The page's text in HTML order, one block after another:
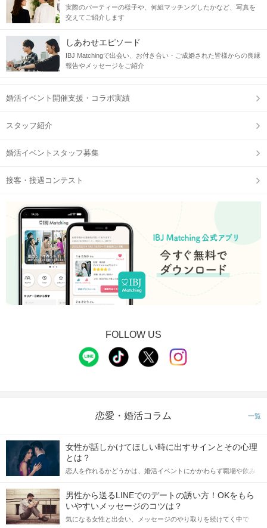
実際のパーティーの様子や、何組マッチングしたかなど、写真を
交えてご紹介します
しあわせエピソード
IBJ Matchingで出会い、お付き合い・ご成婚された皆様からの良縁
報告やメッセージをご紹介
婚活イベント開催支援・コラボ実績
スタッフ紹介
婚活イベントスタッフ募集
接客・接遇コンテスト
FOLLOW US
恋愛・婚活コラム 一覧
女性が話しかけてほしい時に出すサインとその心理
とは？
恋人を作れるかどうかは、婚活イベントにかかわらず職場や飲み
てアプローチできるかにも左右されます。 これから恋人作りを本
格的に始めようとしている方は、女性が異性を求めて出すサイン
をしっかりと理解し、正しい行動に移せるかどうかが重要。 この
記事では、女性が話しかけて欲しい時に出すサインとその心理を
男性から送るLINEでのデートの誘い方！OKをもら
いやすいメッセージのコツは？
気になる女性と出会い、メッセージのやり取りを続けてく中で